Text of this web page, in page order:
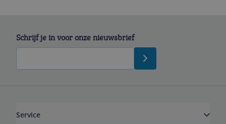
Schrijf je in voor onze nieuwsbrief
Service